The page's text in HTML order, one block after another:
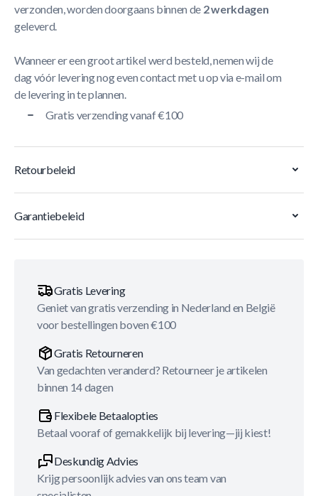
verzonden, worden doorgaans binnen de 2 werkdagen
geleverd.
Wanneer er een groot artikel werd besteld, nemen wij de
dag vóór levering nog even contact met u op via e-mail om
de levering in te plannen.
Gratis verzending vanaf €100
Retourbeleid
Garantiebeleid
Gratis Levering
Geniet van gratis verzending in Nederland en België
voor bestellingen boven €100
Gratis Retourneren
Van gedachten veranderd? Retourneer je artikelen
binnen 14 dagen
Flexibele Betaalopties
Betaal vooraf of gemakkelijk bij levering—jij kiest!
Deskundig Advies
Krijg persoonlijk advies van ons team van